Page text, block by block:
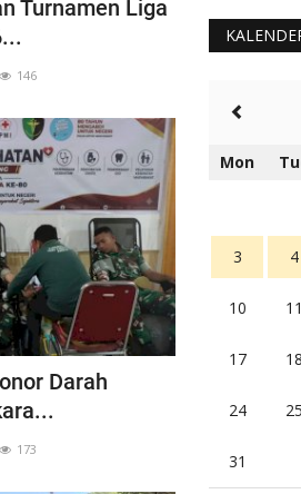
Turnamen Liga
146
Darah
173
Mon
3 4
10 11
17 18
24 25
31